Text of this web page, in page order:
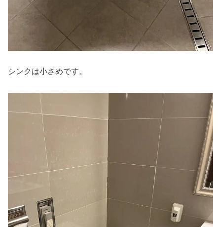
シンクは小さめです。